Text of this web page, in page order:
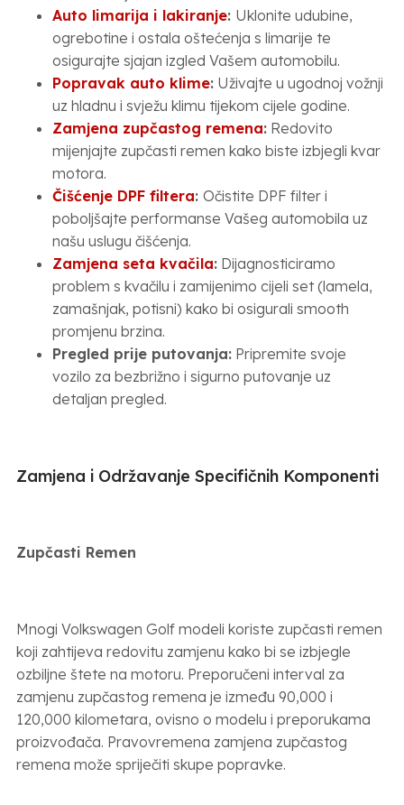
Auto limarija i lakiranje: Uklonite udubine,
ogrebotine i ostala oštećenja s limarije te
osigurajte sjajan izgled Vašem automobilu.
Popravak auto klime:Uživajte u ugodnoj vožnji
uz hladnu i svježu klimu tijekom cijele godine.
Zamjena zupčastog remena:Redovito
mijenjajte zupčasti remen kako biste izbjegli kvar
motora.
Čišćenje DPF filtera: Očistite DPF filter i
poboljšajte performanse Vašeg automobila uz
našu uslugu čišćenja.
Zamjena seta kvačila:Dijagnosticiramo
problem s kvačilu i zamijenimo cijeli set (lamela,
zamašnjak, potisni) kako bi osigurali smooth
promjenu brzina.
Pregled prije putovanja:Pripremite svoje
vozilo za bezbrižno i sigurno putovanje uz
detaljan pregled.
Zamjena i Održavanje Specifičnih Komponenti
Zupčasti Remen
Mnogi Volkswagen Golf modeli koriste zupčasti remen
koji zahtijeva redovitu zamjenu kako bi se izbjegle
ozbiljne štete na motoru. Preporučeni interval za
zamjenu zupčastog remena je između 90,000 i
120,000 kilometara, ovisno o modelu i preporukama
proizvođača. Pravovremena zamjena zupčastog
remena može spriječiti skupe popravke.